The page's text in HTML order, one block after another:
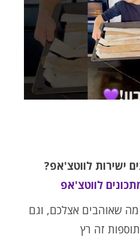
ישירות לווטצ'אפ?
לווטצ'אפ
מה שאוהבים אצלכם, וגם
זה רץ